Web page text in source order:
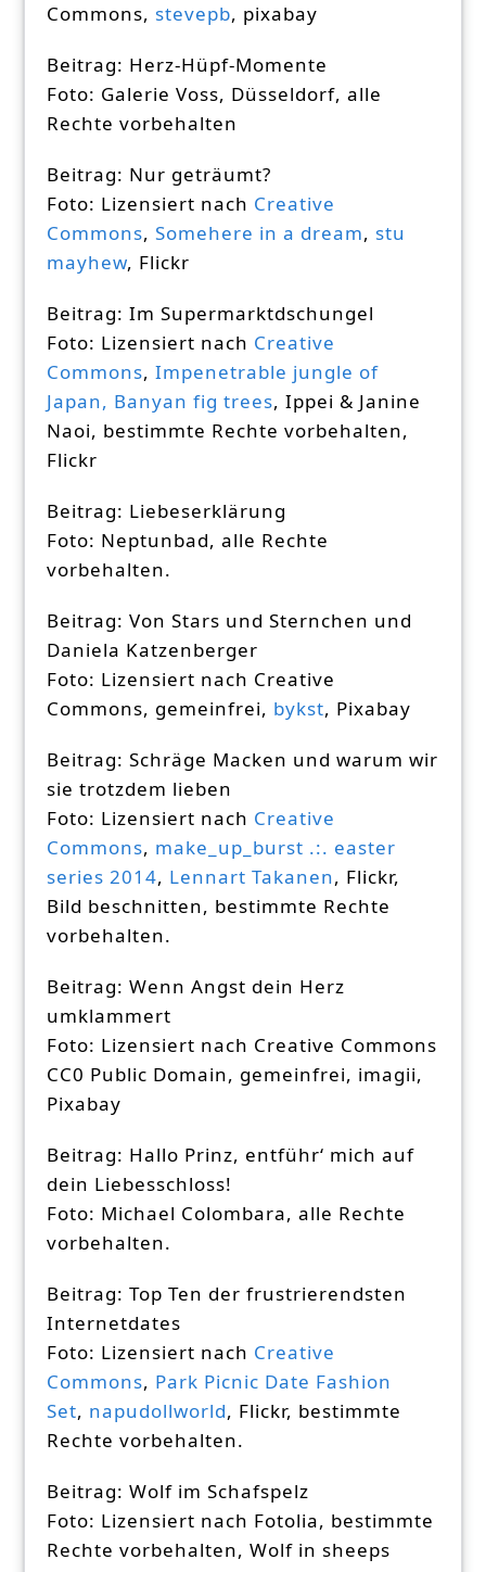
Commons, stevepb, pixabay
Beitrag: Herz-Hüpf-Momente
Foto: Galerie Voss, Düsseldorf, alle
Rechte vorbehalten
Beitrag: Nur geträumt?
Foto: Lizensiert nach Creative
Commons,Somehere in a dream, stu
mayhew, Flickr
Beitrag: Im Supermarktdschungel
Foto: Lizensiert nach Creative
Commons,Impenetrable jungle of
Japan, Banyan fig trees, Ippei & Janine
Naoi, bestimmte Rechte vorbehalten,
Flickr
Beitrag: Liebeserklärung
Foto: Neptunbad, alle Rechte
vorbehalten.
Beitrag: Von Stars und Sternchen und
Daniela Katzenberger
Foto: Lizensiert nach Creative
Commons, gemeinfrei, bykst, Pixabay
Beitrag: Schräge Macken und warum wir
sie trotzdem lieben
Foto: Lizensiert nach Creative
Commons, make_up_burst .:. easter
series 2014, Lennart Takanen, Flickr,
Bild beschnitten, bestimmte Rechte
vorbehalten.
Beitrag: Wenn Angst dein Herz
umklammert
Foto: Lizensiert nach Creative Commons
CC0 Public Domain, gemeinfrei, imagii,
Pixabay
Beitrag: Hallo Prinz, entführ‘ mich auf
dein Liebesschloss!
Foto: Michael Colombara, alle Rechte
vorbehalten.
Beitrag: Top Ten der frustrierendsten
Internetdates
Foto: Lizensiert nach Creative
Commons, Park Picnic Date Fashion
Set, napudollworld, Flickr, bestimmte
Rechte vorbehalten.
Beitrag: Wolf im Schafspelz
Foto: Lizensiert nach Fotolia, bestimmte
Rechte vorbehalten, Wolf in sheeps